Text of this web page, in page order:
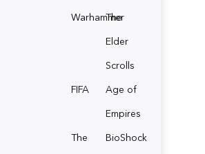
Warhammer
The
Elder
Scrolls
FIFA
Age of
Empires
The
BioShock